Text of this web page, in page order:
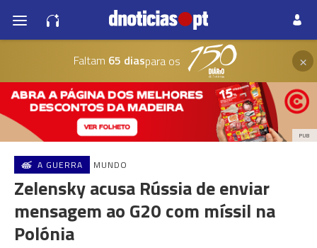
Faltam 65 diaspara os ×
PUB
A GUERRA MUNDO
Zelensky acusa Rússia de enviar
mensagem ao G20 com míssil na
Polónia